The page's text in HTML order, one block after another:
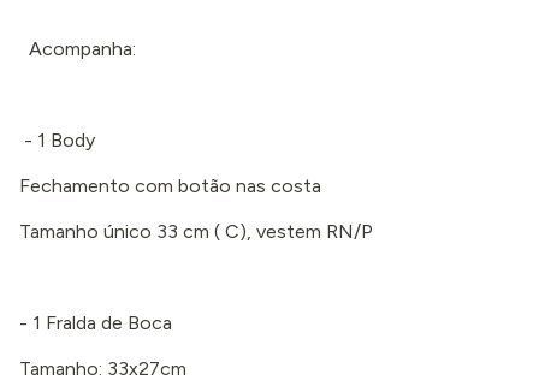
Acompanha:
- 1 Body
Fechamento com botão nas costa
Tamanho único 33 cm ( C), vestem RN/P
- 1 Fralda de Boca
Tamanho: 33x27cm